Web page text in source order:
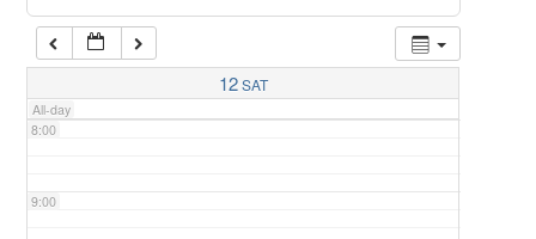
12SAT
All-day
7:00
8:00
9:00